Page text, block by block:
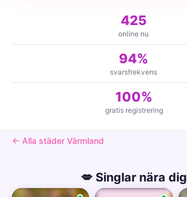
425
online nu
94%
svarsfrekvens
100%
gratis registrering
← Alla städer Värmland
💋 Singlar nära dig